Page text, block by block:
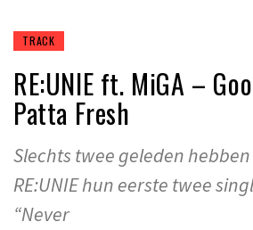
TRACK
RE:UNIE ft. MiGA –
Patta Fresh
Slechts twee geleden
RE:UNIE hun eerste twee
“Never